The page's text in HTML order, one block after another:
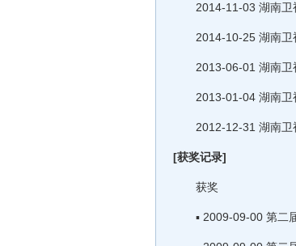
2014-11-03 湖南卫视
2014-10-25 湖南卫视
2013-06-01 湖南卫视
2013-01-04 湖南卫视
2012-12-31 湖南卫
[获奖记录]
获奖
▪ 2009-09-00 第二届